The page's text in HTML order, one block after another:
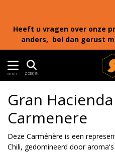
Heeft u vragen over onze
anders, bel dan gerust
MENU ZOEKEN
Gran
Carmenere
Deze Carménère is een
Chili, gedomineerd door